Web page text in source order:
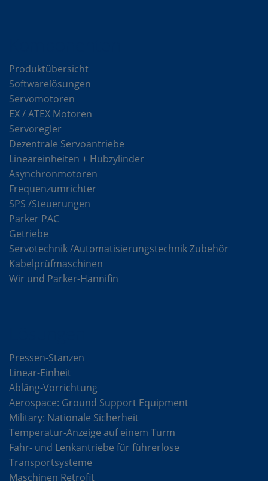
Produktübersicht
Softwarelösungen
Servomotoren
EX / ATEX Motoren
Servoregler
Dezentrale Servoantriebe
Lineareinheiten + Hubzylinder
Asynchronmotoren
Frequenzumrichter
SPS /Steuerungen
Parker PAC
Getriebe
Servotechnik /Automatisierungstechnik Zubehör
Kabelprüfmaschinen
Wir und Parker-Hannifin
Pressen-Stanzen
Linear-Einheit
Abläng-Vorrichtung
Aerospace: Ground Support Equipment
Military: Nationale Sicherheit
Temperatur-Anzeige auf einem Turm
Fahr- und Lenkantriebe für führerlose
Transportsysteme
Maschinen Retrofit